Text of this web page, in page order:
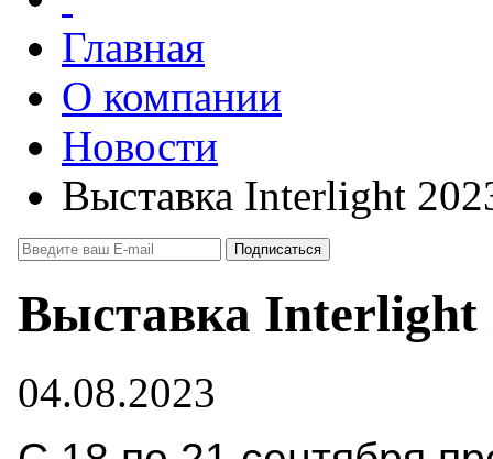
Главная
О компании
Новости
Выставка Interlight
Выставка Interlight
04.08.2023